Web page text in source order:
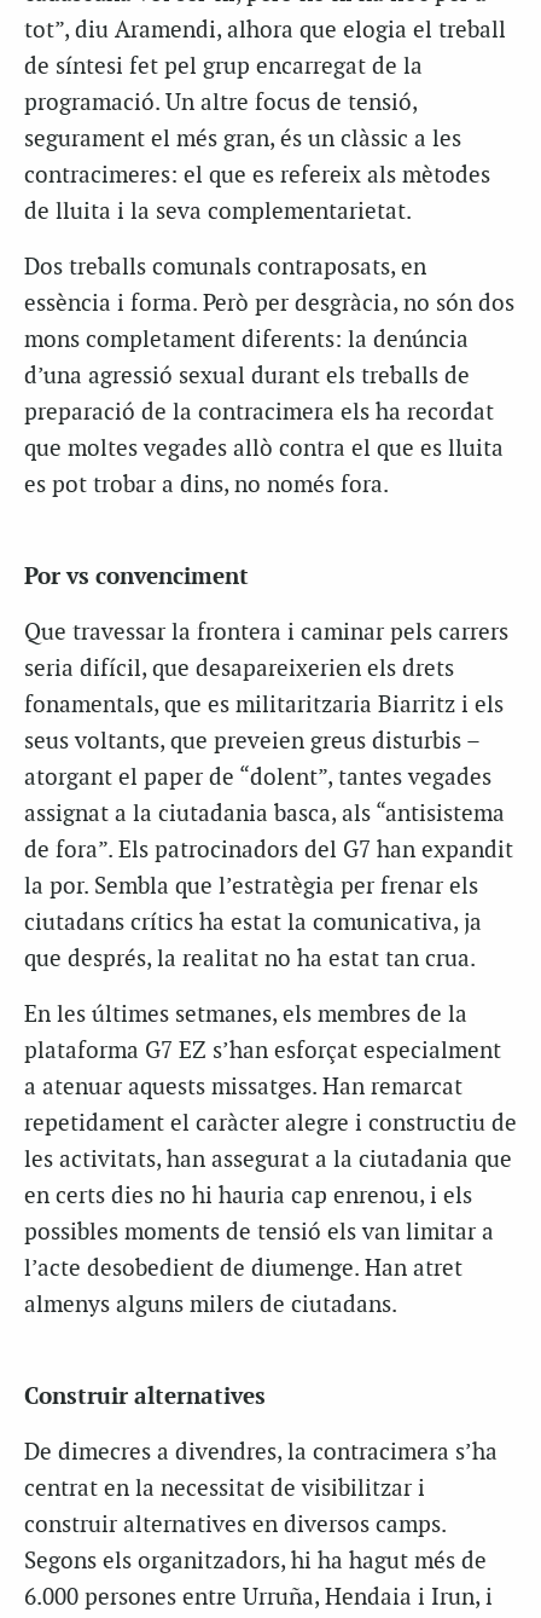
tot”, diu Aramendi, alhora que elogia el treball
de síntesi fet pel grup encarregat de la
programació. Un altre focus de tensió,
segurament el més gran, és un clàssic a les
contracimeres: el que es refereix als mètodes
de lluita i la seva complementarietat.
Dos treballs comunals contraposats, en
essència i forma. Però per desgràcia, no són dos
mons completament diferents: la denúncia
d’una agressió sexual durant els treballs de
preparació de la contracimera els ha recordat
que moltes vegades allò contra el que es lluita
es pot trobar a dins, no només fora.
Por vs convenciment
Que travessar la frontera i caminar pels carrers
seria difícil, que desapareixerien els drets
fonamentals, que es militaritzaria Biarritz i els
seus voltants, que preveien greus disturbis –
atorgant el paper de “dolent”, tantes vegades
assignat a la ciutadania basca, als “antisistema
de fora”. Els patrocinadors del G7 han expandit
la por. Sembla que l’estratègia per frenar els
ciutadans crítics ha estat la comunicativa, ja
que després, la realitat no ha estat tan crua.
En les últimes setmanes, els membres de la
plataforma G7 EZ s’han esforçat especialment
a atenuar aquests missatges. Han remarcat
repetidament el caràcter alegre i constructiu de
les activitats, han assegurat a la ciutadania que
en certs dies no hi hauria cap enrenou, i els
possibles moments de tensió els van limitar a
l’acte desobedient de diumenge. Han atret
almenys alguns milers de ciutadans.
Construir alternatives
De dimecres a divendres, la contracimera s’ha
centrat en la necessitat de visibilitzar i
construir alternatives en diversos camps.
Segons els organitzadors, hi ha hagut més de
6.000 persones entre Urruña, Hendaia i Irun, i